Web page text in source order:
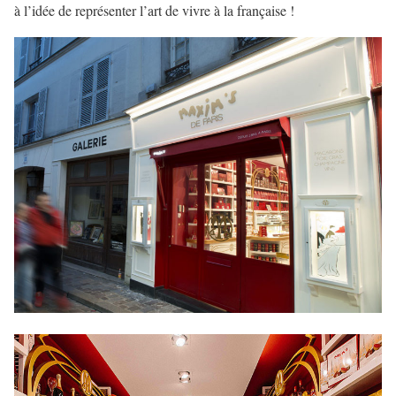
à l’idée de représenter l’art de vivre à la française !